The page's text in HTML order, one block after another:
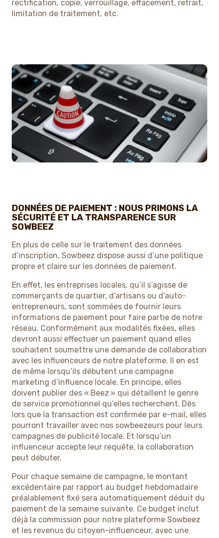
rectification, copie, verrouillage, effacement, retrait,
limitation de traitement, etc.
DONNÉES DE PAIEMENT : NOUS PRIMONS LA
SÉCURITÉ ET LA TRANSPARENCE SUR
SOWBEEZ
En plus de celle sur le traitement des données
d’inscription, Sowbeez dispose aussi d’une politique
propre et claire sur les données de paiement.
En effet, les entreprises locales, qu’il s’agisse de
commerçants de quartier, d’artisans ou d’auto-
entrepreneurs, sont sommées de fournir leurs
informations de paiement pour faire partie de notre
réseau. Conformément aux modalités fixées, elles
devront aussi effectuer un paiement quand elles
souhaitent soumettre une demande de collaboration
avec les influenceurs de notre plateforme. Il en est
de même lorsqu’ils débutent une campagne
marketing d’influence locale. En principe, elles
doivent publier des « Beez » qui détaillent le genre
de service promotionnel qu’elles recherchent. Dès
lors que la transaction est confirmée par e-mail, elles
pourront travailler avec nos sowbeezeurs pour leurs
campagnes de publicité locale. Et lorsqu’un
influenceur accepte leur requête, la collaboration
peut débuter.
Pour chaque semaine de campagne, le montant
excédentaire par rapport au budget hebdomadaire
préalablement fixé sera automatiquement déduit du
paiement de la semaine suivante. Ce budget inclut
déjà la commission pour notre plateforme Sowbeez
et les revenus du citoyen-influenceur, avec une